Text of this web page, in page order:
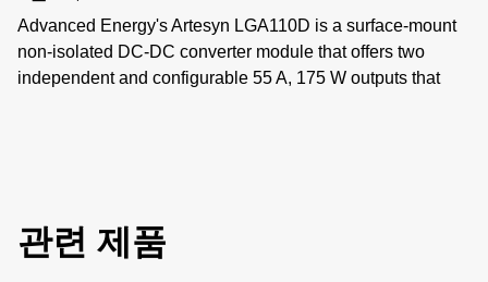
Advanced Energy's Artesyn LGA110D is a surface-mount
non-isolated DC-DC converter module that offers two
independent and configurable 55 A, 175 W outputs that
관련 제품